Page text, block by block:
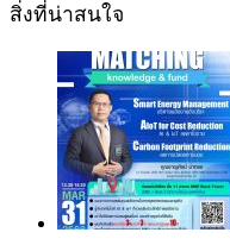
สิ่งที่น่าสนใจ